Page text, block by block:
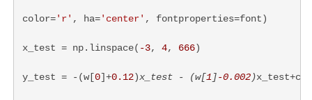
color='r' , ha='center' , fontproperties=font)
x_test = np.linspace( -3, 4, 666)
y_test = -(w[0]+0.12)x_test - (w[1]-0.002)